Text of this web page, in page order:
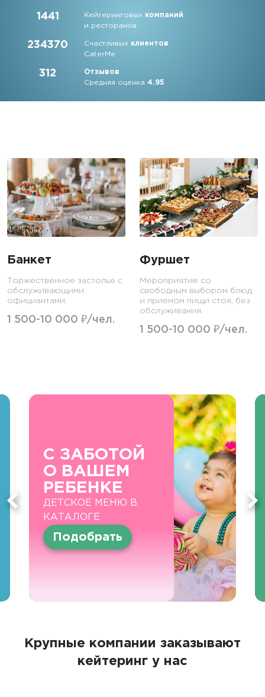
1441 Кейтеринговых компаний
и ресторанов
234370 Счастливых клиентов
CaterMe
312
Отзывов
Средняя оценка4.95
Банкет
Торжественное застолье с
обслуживающими
официантами.
1 500-10 000 ₽/чел.
Фуршет
Мероприятие со
свободным выбором блюд
и приемом пищи стоя, без
обслуживания.
1 500-10 000 ₽/чел.
С ЗАБОТОЙ
О ВАШЕМ
РЕБЕНКЕ
ДЕТСКОЕ МЕНЮ В
КАТАЛОГЕ
Подобрать
Крупные компании заказывают
кейтеринг у нас